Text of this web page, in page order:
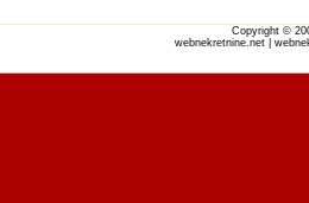
Copyright ©
webnekretnine.net |